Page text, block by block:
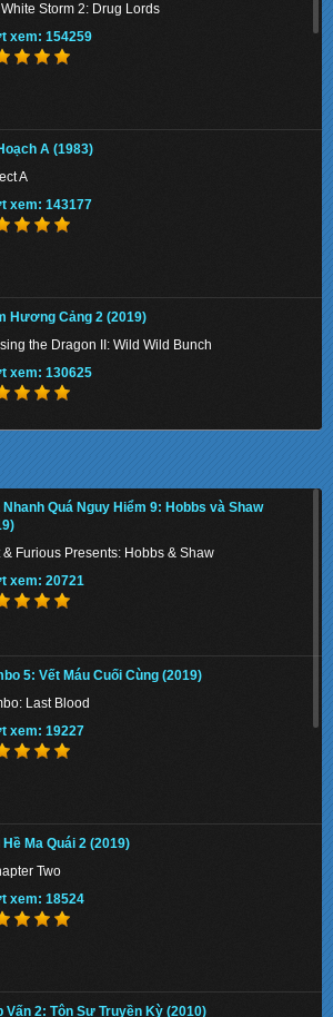
Storm 2: Drug Lords
xem: 154259
A (1983)
A
xem: 143177
Hương Cảng 2 (2019)
the Dragon II: Wild Wild Bunch
xem: 130625
Nhanh Quá Nguy Hiểm 9: Hobbs và Shaw
& Furious Presents: Hobbs & Shaw
xem: 20721
Nữ Quyền (2019)
& Mrs. Cops
xem: 153325
Danh Bổ 3 (2014)
3 / Si Da Ming Bu 3
xem: 158670
Mạc Chược 4: Nữ Thần (2019)
Nhanh Quá Nguy Hiểm 9: Hobbs và Shaw
& Furious Presents: Hobbs & Shaw
xem: 20721
5: Vết Máu Cuối Cùng (2019)
Last Blood
xem: 19227
Hề Ma Quái 2 (2019)
Two
xem: 18524
Vấn 2: Tôn Sư Truyền Kỳ (2010)